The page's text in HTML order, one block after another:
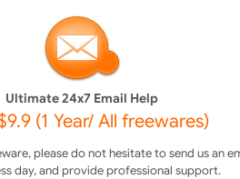
Ultimate 24x7 Email Help
(1 Year/ All freewares)
please do not hesitate to send us an
day, and provide professional support.